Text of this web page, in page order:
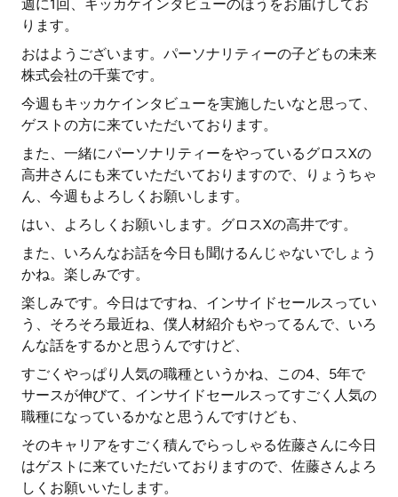
週に1回、キッカケインタビューのほうをお届けしてお
ります。
おはようございます。パーソナリティーの子どもの未来
株式会社の千葉です。
今週もキッカケインタビューを実施したいなと思って、
ゲストの方に来ていただいております。
また、一緒にパーソナリティーをやっているグロスXの
高井さんにも来ていただいておりますので、りょうちゃ
ん、今週もよろしくお願いします。
はい、よろしくお願いします。グロスXの高井です。
また、いろんなお話を今日も聞けるんじゃないでしょう
かね。楽しみです。
楽しみです。今日はですね、インサイドセールスってい
う、そろそろ最近ね、僕人材紹介もやってるんで、いろ
んな話をするかと思うんですけど、
すごくやっぱり人気の職種というかね、この4、5年で
サースが伸びて、インサイドセールスってすごく人気の
職種になっているかなと思うんですけども、
そのキャリアをすごく積んでらっしゃる佐藤さんに今日
はゲストに来ていただいておりますので、佐藤さんよろ
しくお願いいたします。